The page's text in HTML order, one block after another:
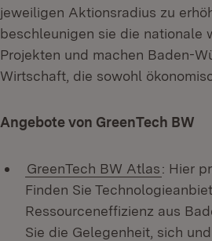
jeweiligen Aktionsradius zu
beschleunigen sie die nationale
Projekten und machen Baden-
Wirtschaft, die sowohl
Angebote von GreenTech BW
GreenTech BW Atlas: Hier
Finden Sie
Ressourceneffizienz aus
Sie die Gelegenheit, sich